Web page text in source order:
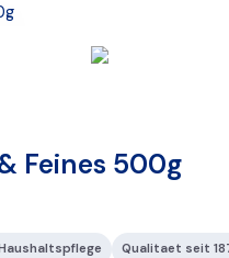
Feines 500g
Qualitaet seit